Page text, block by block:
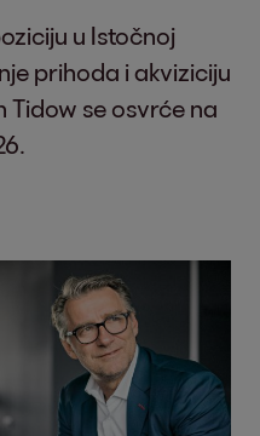
u Istočnoj
prihoda i akviziciju
Tidow se osvrće na